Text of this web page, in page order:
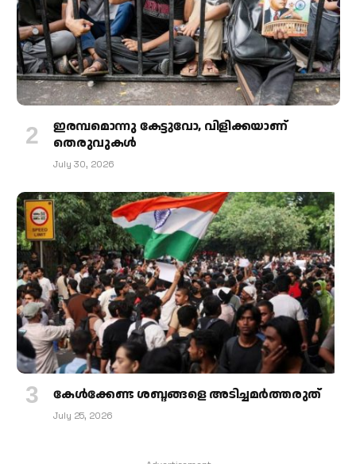
ഇരമ്പമൊന്നു കേട്ടുവോ, വിളിക്കയാണ്
തെരുവുകള്‍
July 30, 2026
കേള്‍ക്കേണ്ട ശബ്ദങ്ങളെ അടിച്ചമര്‍ത്തരുത്
July 25, 2026